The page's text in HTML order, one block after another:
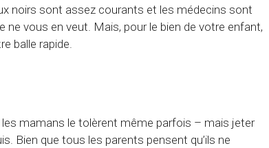
noirs sont assez courants et les médecins sont
vous en veut. Mais, pour le bien de votre enfant,
balle rapide.
mamans le tolèrent même parfois – mais jeter
Bien que tous les parents pensent qu’ils ne